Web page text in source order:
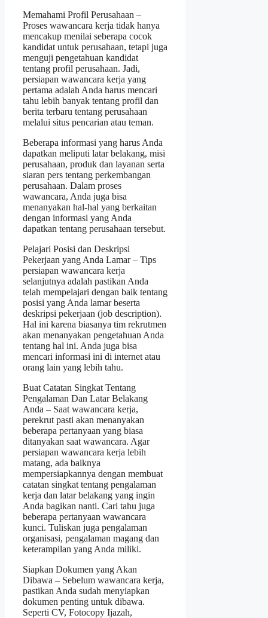
Memahami Profil Perusahaan –
Proses wawancara kerja tidak hanya
mencakup menilai seberapa cocok
kandidat untuk perusahaan, tetapi juga
menguji pengetahuan kandidat
tentang profil perusahaan. Jadi,
persiapan wawancara kerja yang
pertama adalah Anda harus mencari
tahu lebih banyak tentang profil dan
berita terbaru tentang perusahaan
melalui situs pencarian atau teman.
Beberapa informasi yang harus Anda
dapatkan meliputi latar belakang, misi
perusahaan, produk dan layanan serta
siaran pers tentang perkembangan
perusahaan. Dalam proses
wawancara, Anda juga bisa
menanyakan hal-hal yang berkaitan
dengan informasi yang Anda
dapatkan tentang perusahaan tersebut.
Pelajari Posisi dan Deskripsi
Pekerjaan yang Anda Lamar – Tips
persiapan wawancara kerja
selanjutnya adalah pastikan Anda
telah mempelajari dengan baik tentang
posisi yang Anda lamar beserta
deskripsi pekerjaan (job description).
Hal ini karena biasanya tim rekrutmen
akan menanyakan pengetahuan Anda
tentang hal ini. Anda juga bisa
mencari informasi ini di internet atau
orang lain yang lebih tahu.
Buat Catatan Singkat Tentang
Pengalaman Dan Latar Belakang
Anda – Saat wawancara kerja,
perekrut pasti akan menanyakan
beberapa pertanyaan yang biasa
ditanyakan saat wawancara. Agar
persiapan wawancara kerja lebih
matang, ada baiknya
mempersiapkannya dengan membuat
catatan singkat tentang pengalaman
kerja dan latar belakang yang ingin
Anda bagikan nanti. Cari tahu juga
beberapa pertanyaan wawancara
kunci. Tuliskan juga pengalaman
organisasi, pengalaman magang dan
keterampilan yang Anda miliki.
Siapkan Dokumen yang Akan
Dibawa – Sebelum wawancara kerja,
pastikan Anda sudah menyiapkan
dokumen penting untuk dibawa.
Seperti CV, Fotocopy Ijazah,